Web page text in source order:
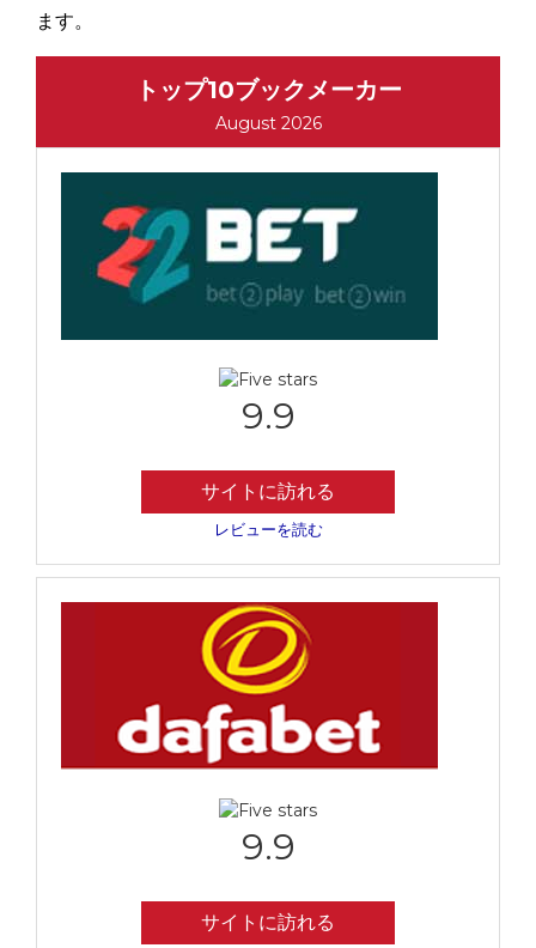
ます。
トップ10ブックメーカー
August 2026
9.9
サイトに訪れる
レビューを読む
9.9
サイトに訪れる